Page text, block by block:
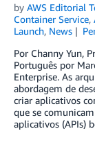
by AWS Editorial
Container Service,
Launch, News
Por Channy Yun,
Português por
Enterprise. As
abordagem de
criar aplicativos
que se
aplicativos (APIs)